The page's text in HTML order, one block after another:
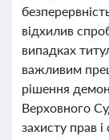
відхилив
випадках
важливим
рішення
Верховного
захисту прав